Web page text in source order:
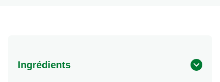
Ingrédients